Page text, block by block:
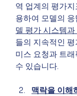
역 업계의 평가
용하여 모델의
델 평가 시스템
들의 지속적인
미스 요청과 트
수 있습니다.
맥락을 이해